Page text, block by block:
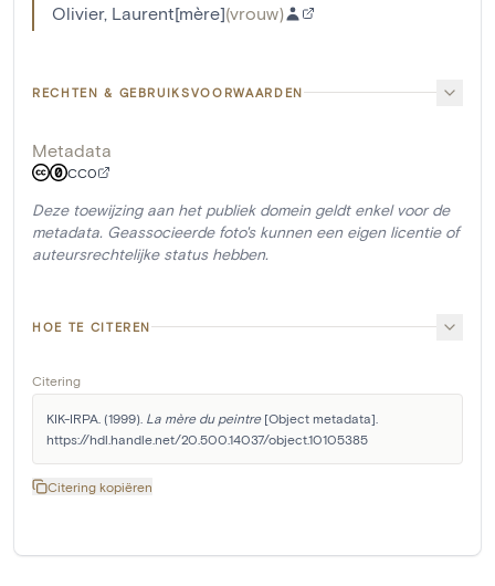
Olivier, Laurent[mère](vrouw)
RECHTEN & GEBRUIKSVOORWAARDEN
Metadata
CC0
Deze toewijzing aan het publiek domein geldt enkel voor de
metadata. Geassocieerde foto's kunnen een eigen licentie of
auteursrechtelijke status hebben.
HOE TE CITEREN
Citering
KIK-IRPA. (1999). La mère du peintre [Object metadata].
https://hdl.handle.net/20.500.14037/object.10105385
Citering kopiëren